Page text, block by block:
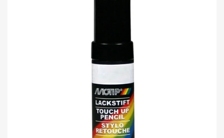
Biludstyr
EV Udstyr
Maling
Bilstereo